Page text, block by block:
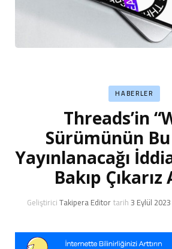
HABERLER
Threads’in
Sürümünün
Yayınlanacağı
Bakıp Çıkarız
GeliştiriciTakipera Editortarih3 Eylül 2023